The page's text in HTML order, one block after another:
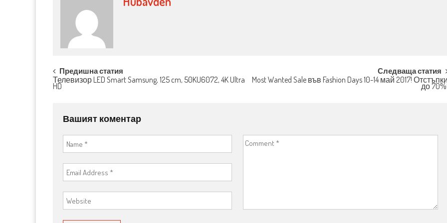
Post navigation
Предишна статия
Телевизор LED Smart Samsung, 125 cm, 50KU6072, 4K Ultra
HD
Следваща статия
Most Wanted Sale във Fashion Days 10-14 май 2017!
до
Вашият коментар